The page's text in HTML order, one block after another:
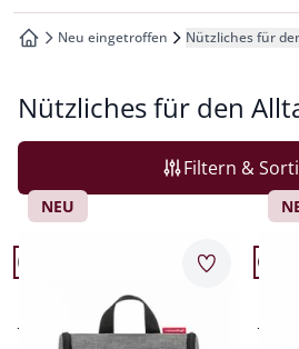
springen
springen
zur Startseite
Neu eingetroffen Nützliches für
Nützliches für den
Filtern &
Artikel 1 von 5.
NEU
großzügig und geräumig
Merkzettel